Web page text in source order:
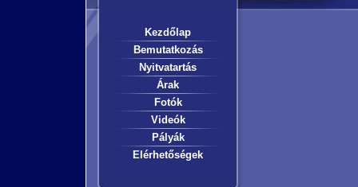
Kezdőlap
Bemutatkozás
Nyitvatartás
Árak
Fotók
Videók
Pályák
Elérhetőségek